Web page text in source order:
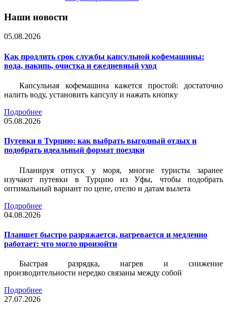
Наши новости
05.08.2026
Как продлить срок службы капсульной кофемашины:
вода, накипь, очистка и ежедневный уход
Капсульная кофемашина кажется простой: достаточно
налить воду, установить капсулу и нажать кнопку
Подробнее
05.08.2026
Путевки в Турцию: как выбрать выгодный отдых и
подобрать идеальный формат поездки
Планируя отпуск у моря, многие туристы заранее
изучают путевки в Турцию из Уфы, чтобы подобрать
оптимальный вариант по цене, отелю и датам вылета
Подробнее
04.08.2026
Планшет быстро разряжается, нагревается и медленно
работает: что могло произойти
Быстрая разрядка, нагрев и снижение
производительности нередко связаны между собой
Подробнее
27.07.2026